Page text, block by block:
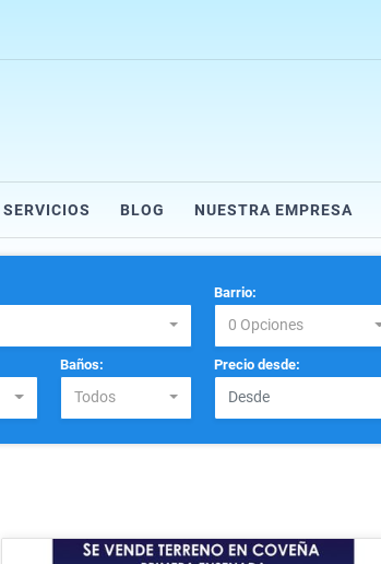
SERVICIOS BLOG NUESTRA EMPRESA
Barrio:
0 Opciones
Baños:
Todos
Precio desde: